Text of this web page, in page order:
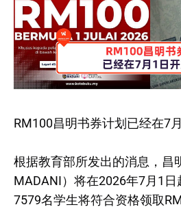
RM100昌明书券计划已经在7
根据教育部所发出的消息，昌
MADANI）将在2026年7月1
7579名学生将符合资格领取